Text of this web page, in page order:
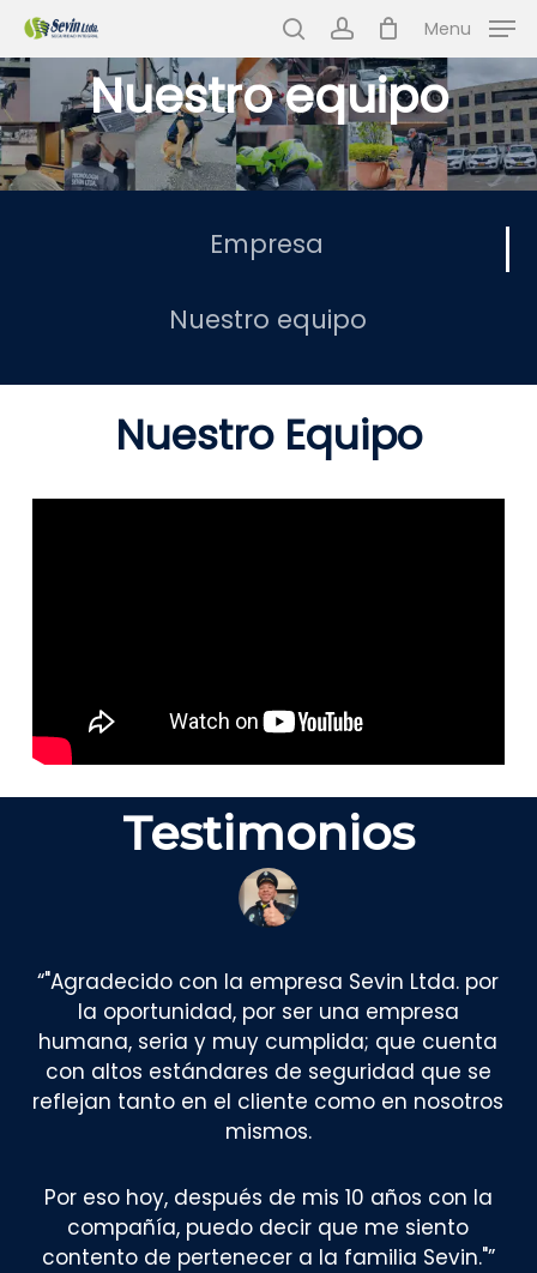
Skip
main
content
searchaccount
Menu
Nuestro equipo
Empresa
Nuestro equipo
Nuestro Equipo
Testimonios
“"Agradecido con la empresa Sevin Ltda. por
la oportunidad, por ser una empresa
humana, seria y muy cumplida; que cuenta
con altos estándares de seguridad que se
reflejan tanto en el cliente como en nosotros
mismos.
Por eso hoy, después de mis 10 años con la
compañía, puedo decir que me siento
contento de pertenecer a la familia Sevin."”